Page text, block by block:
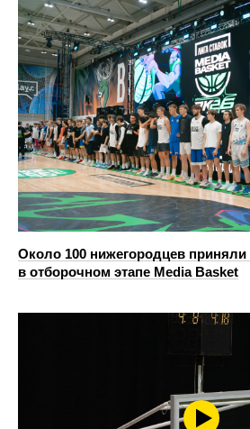
Около 100 нижегородцев приняли
в отборочном этапе Media Basket